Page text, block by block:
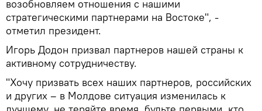
возобновляем отношения с нашими
стратегическими партнерами на Востоке", -
отметил президент.
Игорь Додон призвал партнеров нашей страны к
активному сотрудничеству.
"Хочу призвать всех наших партнеров, российских
и других – в Молдове ситуация изменилась к